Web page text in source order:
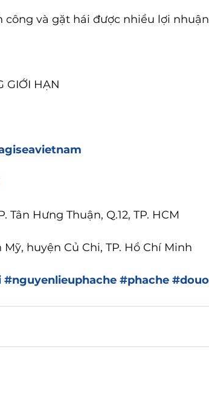
công và gặt hái được nhiều lợi
GIỚI HẠN
Tân Hưng Thuận, Q.12, TP. HCM
huyện Củ Chi, TP. Hồ Chí Minh
#nguyenlieuphache #phache